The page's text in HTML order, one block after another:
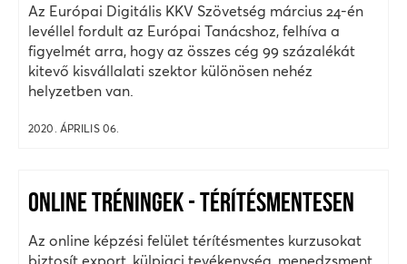
Az Európai Digitális KKV Szövetség március 24-én
levéllel fordult az Európai Tanácshoz, felhíva a
figyelmét arra, hogy az összes cég 99 százalékát
kitevő kisvállalati szektor különösen nehéz
helyzetben van.
2020. ÁPRILIS 06.
ONLINE TRÉNINGEK - TÉRÍTÉSMENTESEN
Az online képzési felület térítésmentes kurzusokat
biztosít export, külpiaci tevékenység, menedzsment